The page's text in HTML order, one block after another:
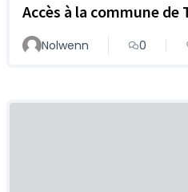
Accès à la commune de
Nolwenn 0